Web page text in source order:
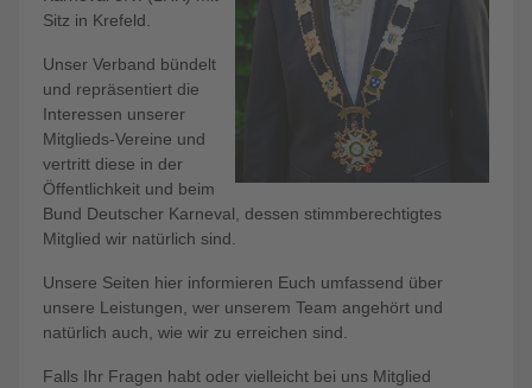
Sitz in Krefeld.
Unser Verband bündelt
und repräsentiert die
Interessen unserer
Mitglieds-Vereine und
vertritt diese in der
Öffentlichkeit und beim
Bund Deutscher Karneval, dessen stimmberechtigtes
Mitglied wir natürlich sind.
Unsere Seiten hier informieren Euch umfassend über
unsere Leistungen, wer unserem Team angehört und
natürlich auch, wie wir zu erreichen sind.
Falls Ihr Fragen habt oder vielleicht bei uns Mitglied